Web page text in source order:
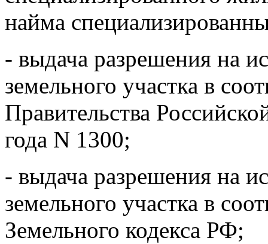
найма
- выдача разрешения на
земельного участка в
Правительства
года N 1300;
- выдача разрешения на
земельного участка в
Земельного кодекса РФ;